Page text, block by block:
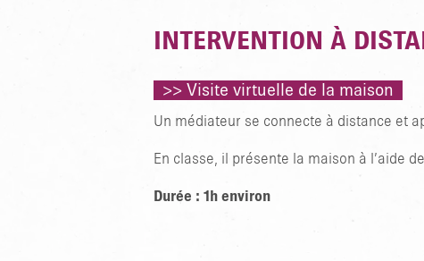
INTERVENTION À
>> Visite virtuelle de la maison
Un médiateur se connecte à distance et
En classe, il présente la maison à l’aide
Durée : 1h environ